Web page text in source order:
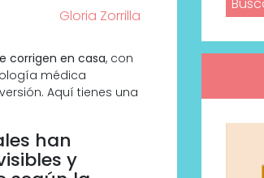
Gloria Zorrilla
corrigen en casa, con
médica
Aquí tienes una
han
y